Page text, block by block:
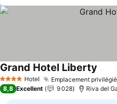
4 Étoiles Hotel Emplacement
Grand Hotel Liberty
8,8 Excellent 9 028 Riva del